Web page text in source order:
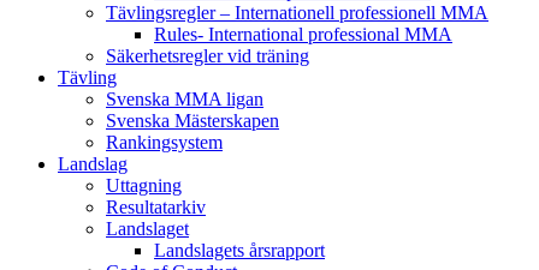
Tävlingsregler – Internationell professionell MMA
Rules- International professional MMA
Säkerhetsregler vid träning
Tävling
Svenska MMA ligan
Svenska Mästerskapen
Rankingsystem
Landslag
Uttagning
Resultatarkiv
Landslaget
Landslagets årsrapport